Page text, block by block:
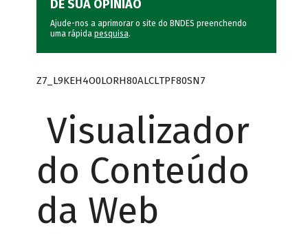
DÊ SUA OPINIÃO
Ajude-nos a aprimorar o site do BNDES preenchendo
uma rápida pesquisa.
Z7_L9KEH4O0LORH80ALCLTPF80SN7
Visualizador
do Conteúdo
da Web